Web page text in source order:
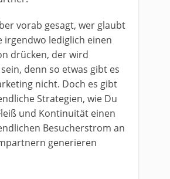
vorab gesagt, wer glaubt
irgendwo lediglich einen
drücken, der wird
denn so etwas gibt es
nicht. Doch es gibt
Strategien, wie Du
und Kontinuität einen
Besucherstrom an
generieren